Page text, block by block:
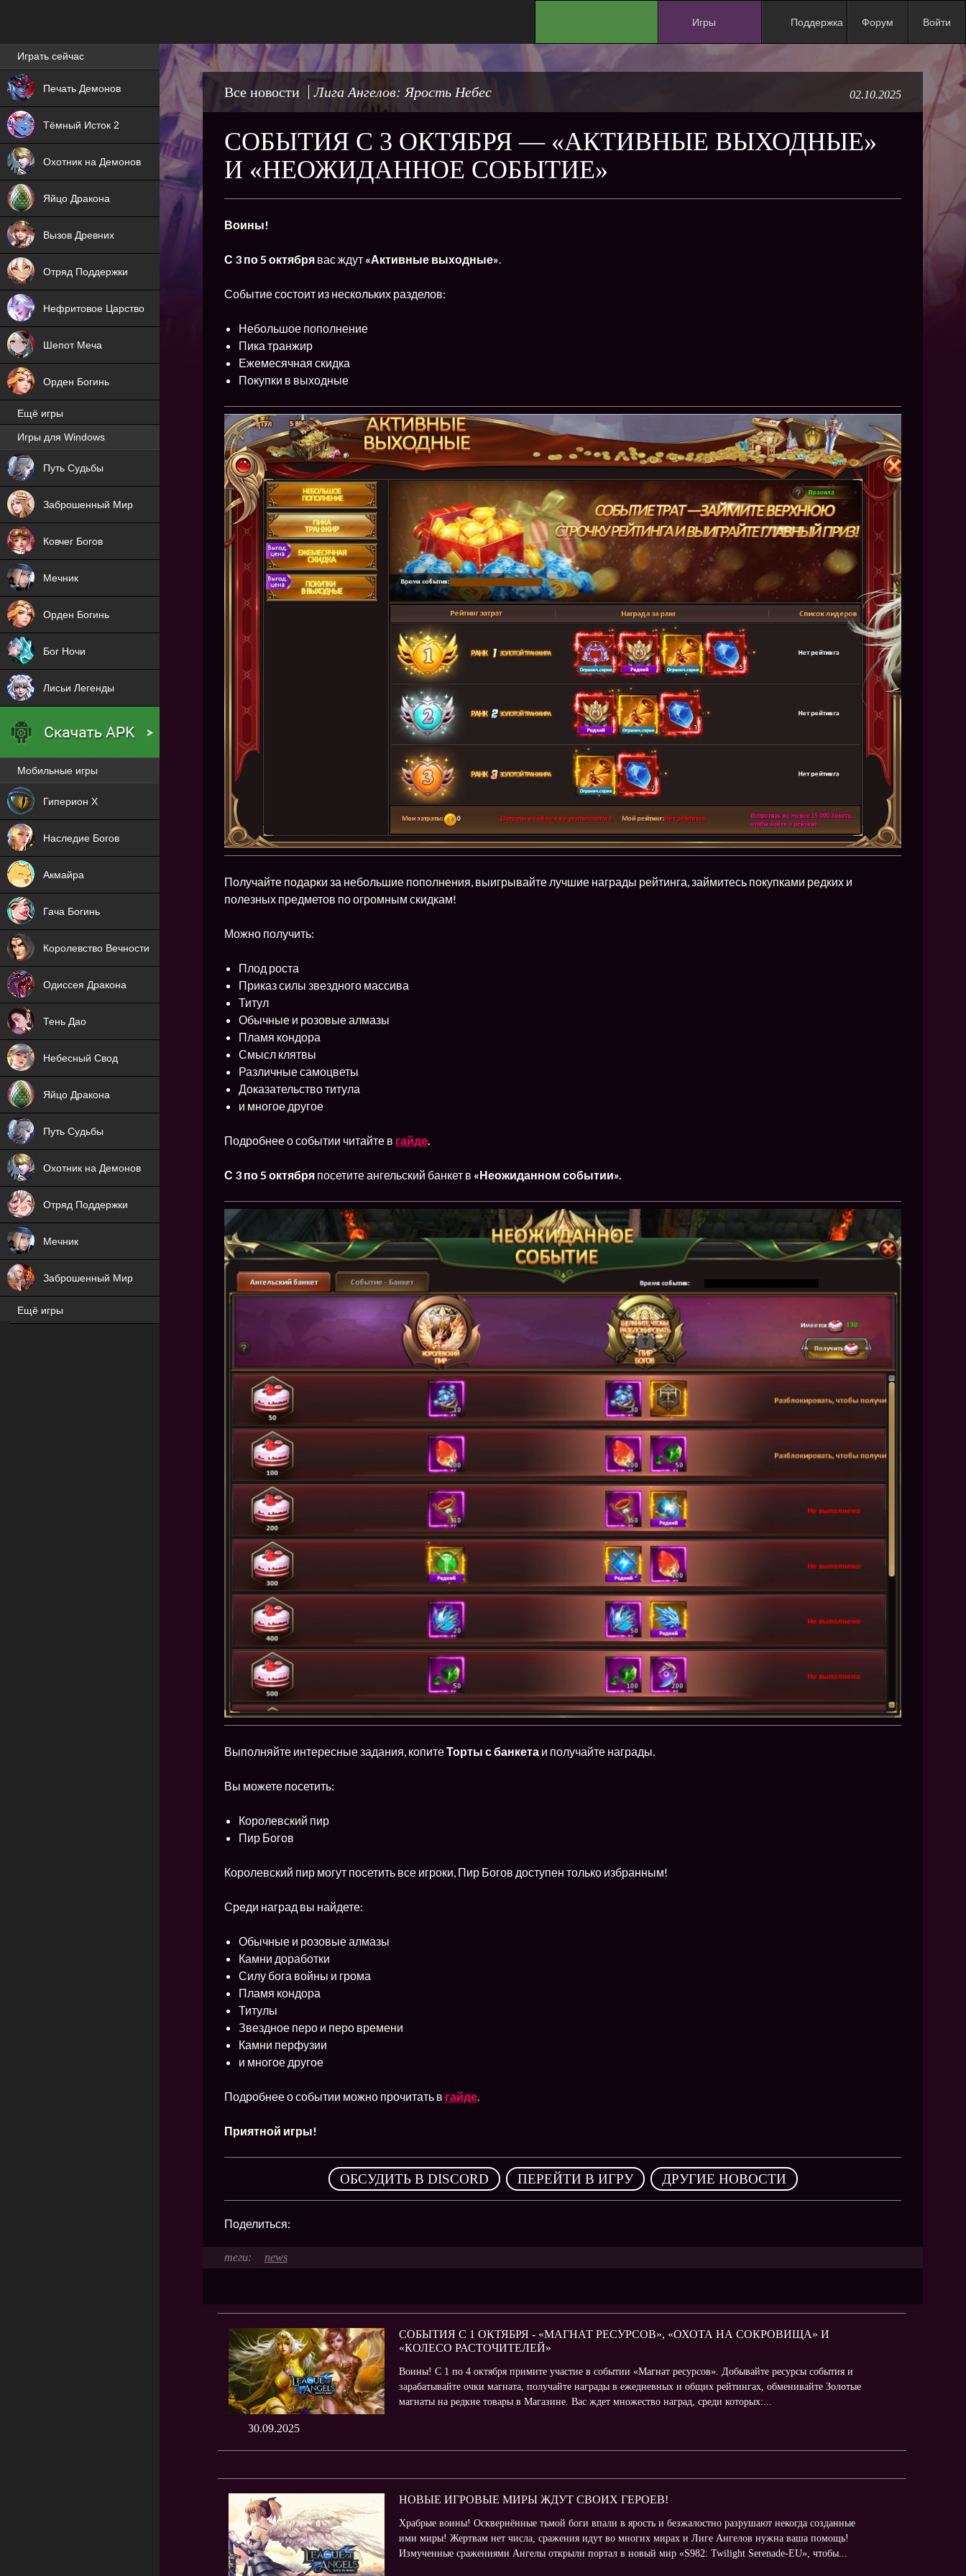
Игры
NEW
NEW
ХИТ
HIT
HIT
Поддержка Форум Войти
Все новости Лига Ангелов: Ярость Небес 02.10.2025
СОБЫТИЯ С 3 ОКТЯБРЯ — «АКТИВНЫЕ ВЫХОДНЫЕ»
И «НЕОЖИДАННОЕ СОБЫТИЕ»
Воины!
С 3 по 5 октября вас ждут «Активные выходные».
Событие состоит из нескольких разделов:
Небольшое пополнение
Пика транжир
Ежемесячная скидка
Покупки в выходные
Получайте подарки за небольшие пополнения, выигрывайте лучшие награды рейтинга, займитесь покупками редких и
полезных предметов по огромным скидкам!
Можно получить:
Плод роста
Приказ силы звездного массива
Титул
Обычные и розовые алмазы
Пламя кондора
Смысл клятвы
Различные самоцветы
Доказательство титула
и многое другое
Подробнее о событии читайте в гайде.
С 3 по 5 октября посетите ангельский банкет в «Неожиданном событии».
Выполняйте интересные задания, копитеТорты с банкета и получайте награды.
Вы можете посетить:
Королевский пир
Пир Богов
Королевский пир могут посетить все игроки, Пир Богов доступен только избранным!
Среди наград вы найдете:
Обычные и розовые алмазы
Камни доработки
Силу бога войны и грома
Пламя кондора
Титулы
Звездное перо и перо времени
Камни перфузии
и многое другое
Подробнее о событии можно прочитать в гайде
Приятной игры!
ОБСУДИТЬ В DISCORD , ПЕРЕЙТИ В ИГРУ , ДРУГИЕ НОВОСТИ
Поделиться:
news
30.09.2025
СОБЫТИЯ С 1 ОКТЯБРЯ - «МАГНАТ РЕСУРСОВ», «ОХОТА НА СОКРОВИЩА» И
«КОЛЕСО РАСТОЧИТЕЛЕЙ»
Воины! С 1 по 4 октября примите участие в событии «Магнат ресурсов». Добывайте ресурсы события и
зарабатывайте очки магната, получайте награды в ежедневных и общих рейтингах, обменивайте Золотые
магнаты на редкие товары в Магазине. Вас ждет множество наград, среди которых:...
НОВЫЕ ИГРОВЫЕ МИРЫ ЖДУТ СВОИХ ГЕРОЕВ!
Храбрые воины! Осквернённые тьмой боги впали в ярость и безжалостно разрушают некогда созданные
ими миры! Жертвам нет числа, сражения идут во многих мирах и Лиге Ангелов нужна ваша помощь!
Измученные сражениями Ангелы открыли портал в новый мир «S982: Twilight Serenade-EU», чтобы...
Лучшие игры онлайн
Играть сейчас
Печать Демонов
NEW
Тёмный Исток 2
NEW
Охотник на Демонов
ХИТ
Яйцо Дракона
NEW
Вызов Древних
ХИТ
Отряд Поддержки
ХИТ
Нефритовое Царство
Шепот Меча
Орден Богинь
Ещё игры
Игры для Windows
Путь Судьбы
Заброшенный Мир
NEW
Ковчег Богов
Мечник
Орден Богинь
Бог Ночи
Лисьи Легенды
Мобильные игры
Гиперион Х
Наследие Богов
NEW
Акмайра
NEW
Гача Богинь
NEW
Королевство Вечности
NEW
Одиссея Дракона
NEW
Тень Дао
NEW
Небесный Свод
NEW
Яйцо Дракона
NEW
Путь Судьбы
NEW
Охотник на Демонов
ХИТ
Отряд Поддержки
ХИТ
Мечник
Заброшенный Мир
NEW
Ещё игры